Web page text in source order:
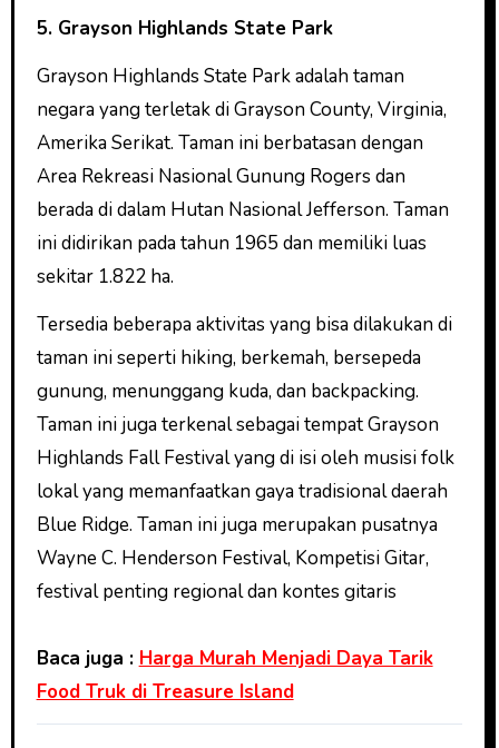
5. Grayson Highlands State Park
Grayson Highlands State Park adalah taman
negara yang terletak di Grayson County, Virginia,
Amerika Serikat. Taman ini berbatasan dengan
Area Rekreasi Nasional Gunung Rogers dan
berada di dalam Hutan Nasional Jefferson. Taman
ini didirikan pada tahun 1965 dan memiliki luas
sekitar 1.822 ha.
Tersedia beberapa aktivitas yang bisa dilakukan di
taman ini seperti hiking, berkemah, bersepeda
gunung, menunggang kuda, dan backpacking.
Taman ini juga terkenal sebagai tempat Grayson
Highlands Fall Festival yang di isi oleh musisi folk
lokal yang memanfaatkan gaya tradisional daerah
Blue Ridge. Taman ini juga merupakan pusatnya
Wayne C. Henderson Festival, Kompetisi Gitar,
festival penting regional dan kontes gitaris
Baca juga : Harga Murah Menjadi Daya Tarik
Food Truk di Treasure Island